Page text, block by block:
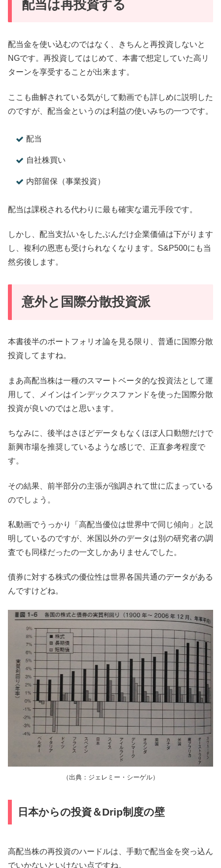
配当は再投資する
配当金を使い込むのではなく、きちんと再投資しないと
NGです。再投資してはじめて、本書で想定していた高リ
ターンを享受することが出来ます。
ここも曲解されている気がして動画でも詳しめに説明した
のですが、配当金というのは利益の使いみちの一つです。
配当
自社株買い
内部留保（事業投資）
配当は課税される代わりに最も確実な還元手段です。
しかし、配当支払いをしたぶんだけ企業価値は下がります
し、複利の恩恵も受けられなくなります。S&P500にも当
然劣後します。
意外と国際分散投資派
本書後半のポートフォリオ論を見る限り、普通に国際分散
投資してますね。
まあ高配当株は一種のスマートベータ的な投資法として運
用して、メインはインデックスファンドを使った国際分散
投資が良いのではと思います。
ちなみに、後半はさほどデータもなくほぼ人口動態だけで
新興市場を推奨しているような感じで、正直参考程度で
す。
その結果、前半部分の主張が強調されて世に広まっている
のでしょう。
私動画でうっかり「高配当優位は世界中で同じ傾向」と説
明しているのですが、米国以外のデータは別の研究者の調
査でも同様だったの一文しかありませんでした。
債券に対する株式の優位性は世界各国共通のデータがある
んですけどね。
（出典：ジェレミー・シーゲル）
日本からの投資＆Drip制度の壁
高配当株の再投資のハードルは、手動で配当金を突っ込ん
でいかないといけない点ですね。